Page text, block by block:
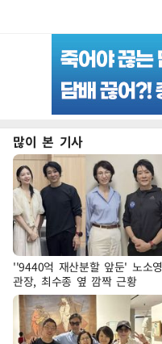
많이 본 기사
''9440억 재산분할 앞둔' 노소영
관장, 최수종 옆 깜짝 근황